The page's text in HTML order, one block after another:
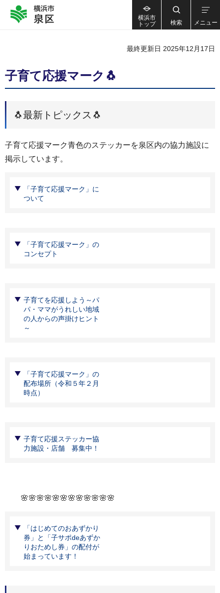
横浜市
トップ
検索 メニュー
最終更新日 2025年12月17日
子育て応援マーク🐧
🐧最新トピックス🐧
子育て応援マーク青色のステッカーを泉区内の協力施設に
掲示しています。
「子育て応援マーク」に
ついて
「子育て応援マーク」の
コンセプト
子育てを応援しよう～パ
パ・ママがうれしい地域
の人からの声掛けヒント
～
「子育て応援マーク」の
配布場所（令和５年２月
時点）
子育て応援ステッカー協
力施設・店舗 募集中！
🌸🌸🌸🌸🌸🌸🌸🌸🌸🌸🌸🌸
「はじめてのおあずかり
券」と「子サポdeあずか
りおためし券」の配付が
始まっています！